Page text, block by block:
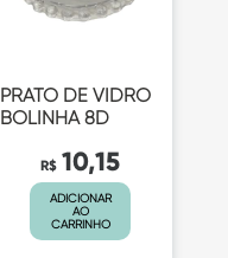
PRATO DE VIDRO
BOLINHA 8D
R$ 10,15
ADICIONAR
AO
CARRINHO